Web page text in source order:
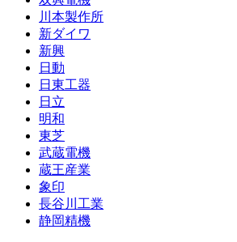
川本製作所
新ダイワ
新興
日動
日東工器
日立
明和
東芝
武蔵電機
蔵王産業
象印
長谷川工業
静岡精機